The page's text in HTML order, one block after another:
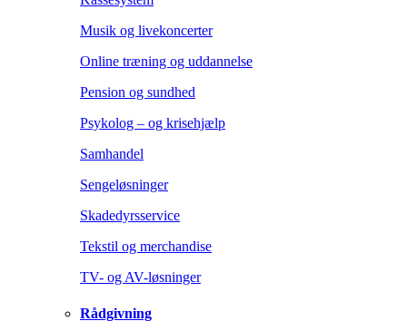
Musik og livekoncerter
Online træning og uddannelse
Pension og sundhed
Psykolog – og krisehjælp
Samhandel
Sengeløsninger
Skadedyrsservice
Tekstil og merchandise
TV- og AV-løsninger
Rådgivning